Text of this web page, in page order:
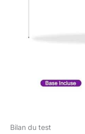
Bilan du test